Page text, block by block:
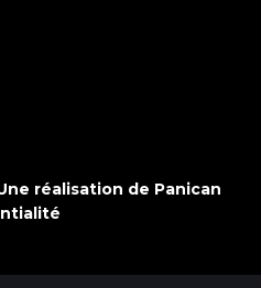
réalisation de Panican